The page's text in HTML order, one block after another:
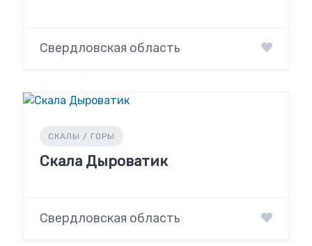
Свердловская область
СКАЛЫ / ГОРЫ
Скала Дыроватик
Свердловская область